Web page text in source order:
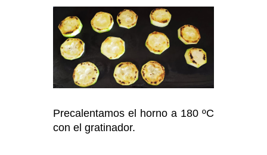
Precalentamos el horno a 180 ºC
con el gratinador.